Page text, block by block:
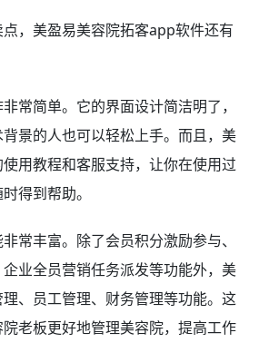
，美盈易美容院拓客app软件还有
常简单。它的界面设计简洁明了，
景的人也可以轻松上手。而且，美
用教程和客服支持，让你在使用过
得到帮助。
常丰富。除了会员积分激励参与、
业全员营销任务派发等功能外，美
、员工管理、财务管理等功能。这
老板更好地管理美容院，提高工作